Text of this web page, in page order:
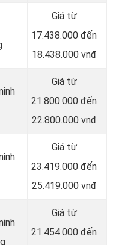
Giá từ
17.438.000 đến
18.438.000 vnđ
Giá từ
21.800.000 đến
22.800.000 vnđ
Giá từ
23.419.000 đến
25.419.000 vnđ
Giá từ
21.454.000 đến